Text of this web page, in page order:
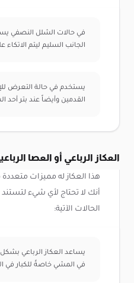
في حالات الشلل النصفي
الجانب السليم ليتم الاتكاء
يستخدم في حالة التعرض
القدمين وأيضاً عند بتر أحد
العكاز الرباعي أو العصا
هذا العكاز له مميزات
أنك لا تحتاج لأي شيء
الحالات الآتية:
يساعد العكاز الرباعي
في المشي خاصةً للكبار في